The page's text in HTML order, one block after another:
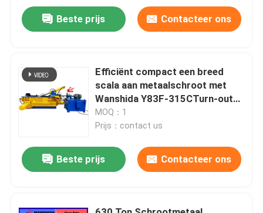
Beste prijs Contacteer ons
Efficiënt compact een breed
scala aan metaalschroot met
Wanshida Y83F-315CTurn-out
industriële balenpers
MOQ：1
Prijs：contact us
Beste prijs Contacteer ons